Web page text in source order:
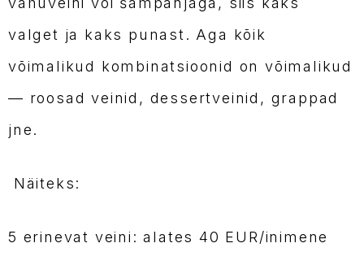
valget ja kaks punast. Aga kõik
võimalikud kombinatsioonid on võimalikud
— roosad veinid, dessertveinid, grappad
jne.
Näiteks:
5 erinevat veini: alates 40 EUR/inimene